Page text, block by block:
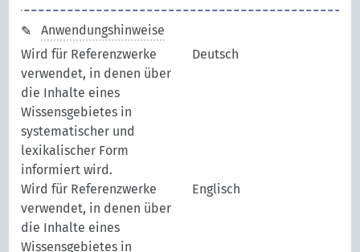
Anwendungshinweise
Wird für Referenzwerke
verwendet, in denen über
die Inhalte eines
Wissensgebietes in
systematischer und
lexikalischer Form
informiert wird.
Deutsch
Wird für Referenzwerke
verwendet, in denen über
die Inhalte eines
Wissensgebietes in
Englisch